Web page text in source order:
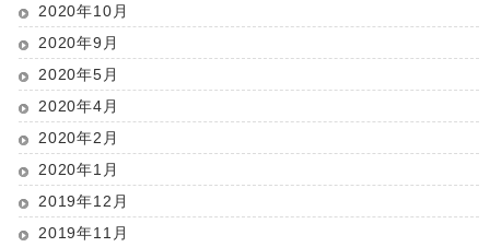
2020年10月
2020年9月
2020年5月
2020年4月
2020年2月
2020年1月
2019年12月
2019年11月